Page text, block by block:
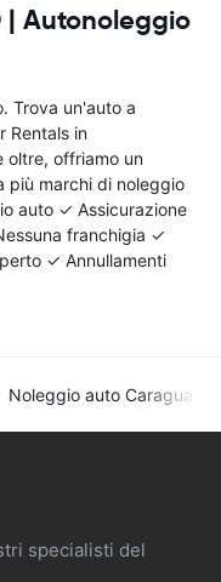
| Autonoleggio
Trova un'auto a
Rentals in
oltre, offriamo un
marchi di noleggio
auto ✓ Assicurazione
franchigia ✓
✓ Annullamenti
Noleggio auto
specialisti del